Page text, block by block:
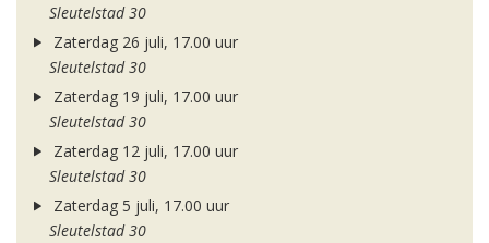
Sleutelstad 30
Zaterdag 26 juli, 17.00 uur
Sleutelstad 30
Zaterdag 19 juli, 17.00 uur
Sleutelstad 30
Zaterdag 12 juli, 17.00 uur
Sleutelstad 30
Zaterdag 5 juli, 17.00 uur
Sleutelstad 30